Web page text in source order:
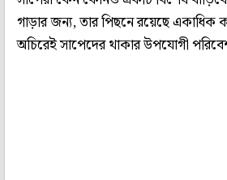
গাড়ার জন্য, তার পিছনে রয়েছে একাধিক
অচিরেই সাপেদের থাকার উপযোগী